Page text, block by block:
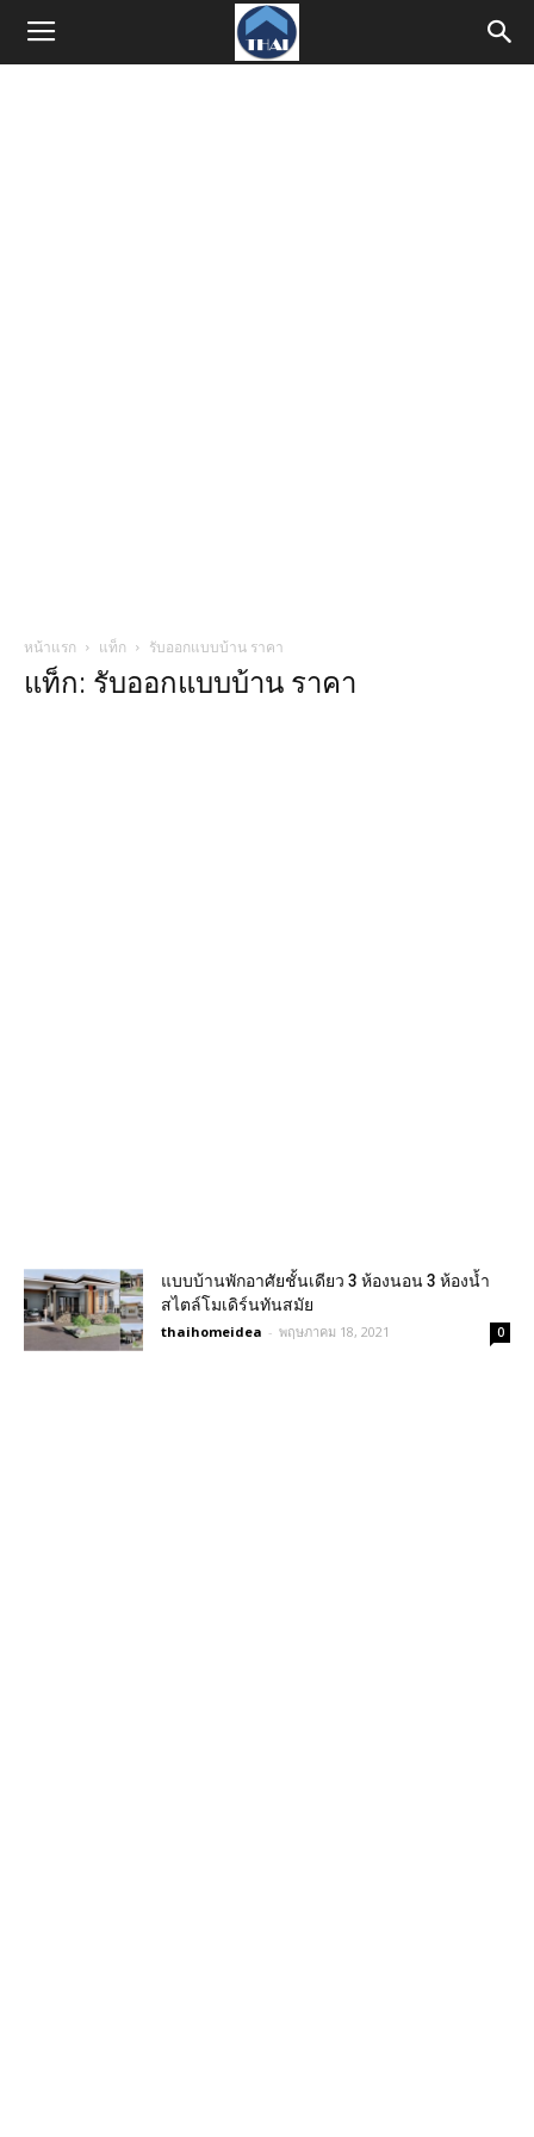
หน้าแรก แท็ก รับออกแบบบ้าน ราคา
แท็ก: รับออกแบบบ้าน ราคา
แบบบ้านพักอาศัยชั้นเดียว 3 ห้องนอน 3 ห้องน้ำ
สไตล์โมเดิร์นทันสมัย
thaihomeidea - พฤษภาคม 18, 2021 0